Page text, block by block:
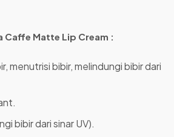
Caffe Matte Lip Cream :
menutrisi bibir, melindungi bibir dari
bibir dari sinar UV).